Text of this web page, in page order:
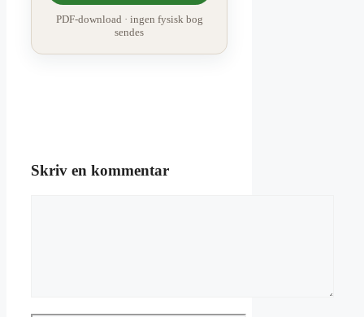
PDF-download · ingen fysisk bog
sendes
Skriv en kommentar